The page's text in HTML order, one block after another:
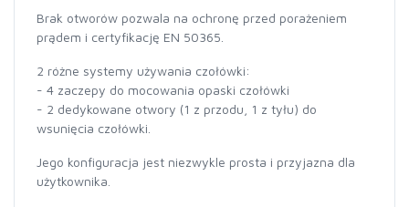
Brak otworów pozwala na ochronę przed porażeniem
prądem i certyfikację EN 50365.
2 różne systemy używania czołówki:
- 4 zaczepy do mocowania opaski czołówki
- 2 dedykowane otwory (1 z przodu, 1 z tyłu) do
wsunięcia czołówki.
Jego konfiguracja jest niezwykle prosta i przyjazna dla
użytkownika.